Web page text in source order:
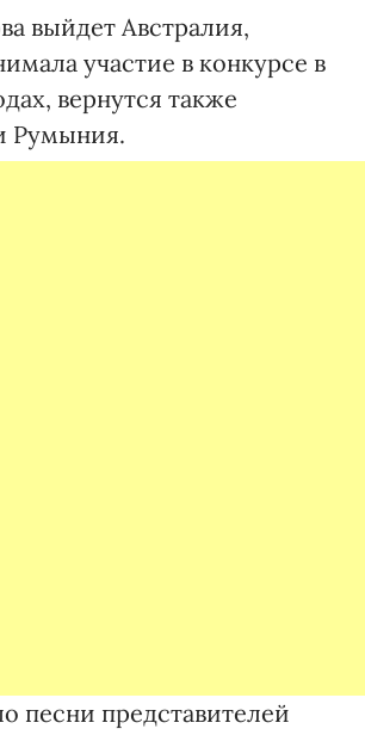
выйдет Австралия,
участие в конкурсе в
вернутся также
Румыния.
песни представителей